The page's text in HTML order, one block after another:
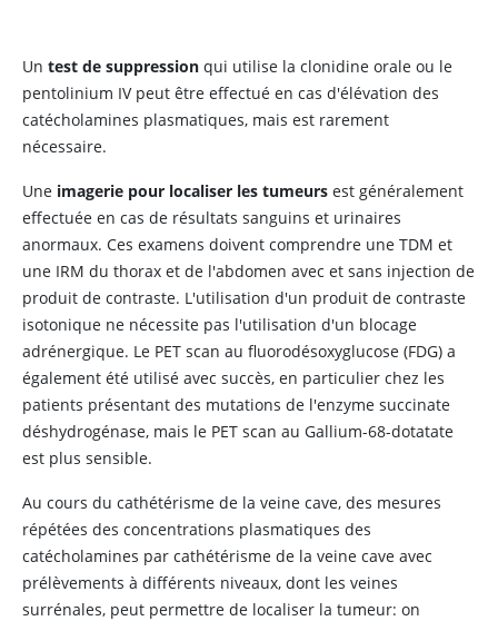
Un test de suppression qui utilise la clonidine orale ou le
pentolinium IV peut être effectué en cas d'élévation des
catécholamines plasmatiques, mais est rarement
nécessaire.
Une imagerie pour localiser les tumeurs est généralement
effectuée en cas de résultats sanguins et urinaires
anormaux. Ces examens doivent comprendre une TDM et
une IRM du thorax et de l'abdomen avec et sans injection de
produit de contraste. L'utilisation d'un produit de contraste
isotonique ne nécessite pas l'utilisation d'un blocage
adrénergique. Le PET scan au fluorodésoxyglucose (FDG) a
également été utilisé avec succès, en particulier chez les
patients présentant des mutations de l'enzyme succinate
déshydrogénase, mais le PET scan au Gallium-68-dotatate
est plus sensible.
Au cours du cathétérisme de la veine cave, des mesures
répétées des concentrations plasmatiques des
catécholamines par cathétérisme de la veine cave avec
prélèvements à différents niveaux, dont les veines
surrénales, peut permettre de localiser la tumeur: on